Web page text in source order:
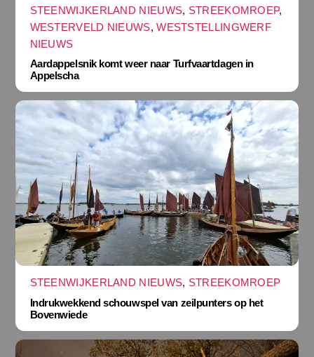
STEENWIJKERLAND NIEUWS, STREEKOMROEP,
WESTERVELD NIEUWS,WESTSTELLINGWERF
NIEUWS
Aardappelsnik komt weer naar Turfvaartdagen in
Appelscha
STEENWIJKERLAND NIEUWS, STREEKOMROEP
Indrukwekkend schouwspel van zeilpunters op het
Bovenwiede